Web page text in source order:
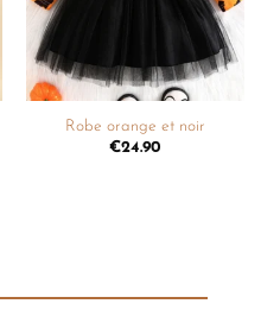
Robe orange et noir
€24.90